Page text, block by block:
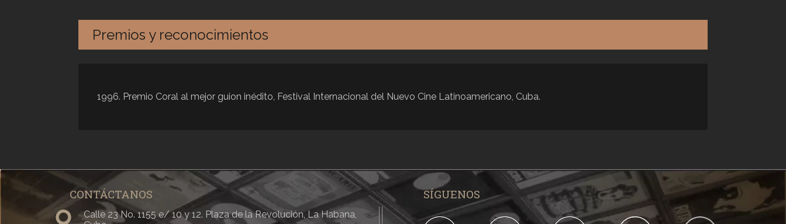
Premios y reconocimientos
1996. Premio Coral al mejor guion inédito, Festival Internacional del Nuevo Cine Latinoamericano, Cuba.
CONTÁCTANOS
Calle 23 No. 1155 e/ 10 y 12. Plaza de la Revolución, La Habana,
SÍGUENOS